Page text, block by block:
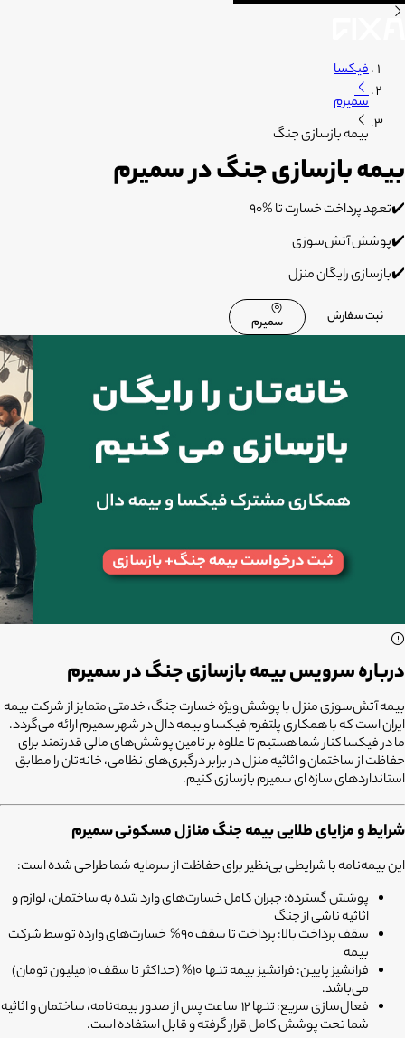
فیکسا
سمیرم
بیمه بازسازی جنگ
بیمه بازسازی جنگ در سمیرم
✔️تعهد پرداخت خسارت تا %۹۰
✔️پوشش آتش‌سوزی
✔️بازسازی رایگان منزل
ثبت سفارش سمیرم
درباره سرویس بیمه بازسازی جنگ در سمیرم
بیمه آتش‌سوزی منزل با پوشش ویژه خسارت جنگ، خدمتی متمایز از شرکت بیمه
ایران است که با همکاری پلتفرمفیکساوبیمه دالدر شهرسمیرم ارائه می‌گردد.
ما در فیکسا کنار شما هستیم تا علاوه بر تامین پوشش‌های مالی قدرتمند برای
حفاظت از ساختمان و اثاثیه منزل در برابر درگیری‌های نظامی، خانه‌تان را مطابق
استانداردهای سازه ای سمیرم بازسازی کنیم.
شرایط و مزایای طلایی بیمه جنگ منازل مسکونیسمیرم
این بیمه‌نامه با شرایطی بی‌نظیر برای حفاظت از سرمایه شما طراحی شده است:
پوشش گسترده:جبران کامل خسارت‌های وارد شده به ساختمان، لوازم و
اثاثیه ناشی از جنگ
سقف پرداخت بالا:
پرداخت تا سقف 90% خسارت‌های وارده توسط شرکت
بیمه
فرانشیز پایین:
فرانشیز بیمه تنها 10% (حداکثر تا سقف 10 میلیون تومان)
می‌باشد.
فعال‌سازی سریع:
تنها 12 ساعت پس از صدور بیمه‌نامه، ساختمان و اثاثیه
شما تحت پوشش کامل قرار گرفته و قابل استفاده است.